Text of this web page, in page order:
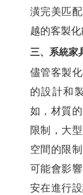
潢完美匹
越的客製化
三、系統家
儘管客製
的設計和
如，材質
限制，大
空間的限
可能會影
安在進行